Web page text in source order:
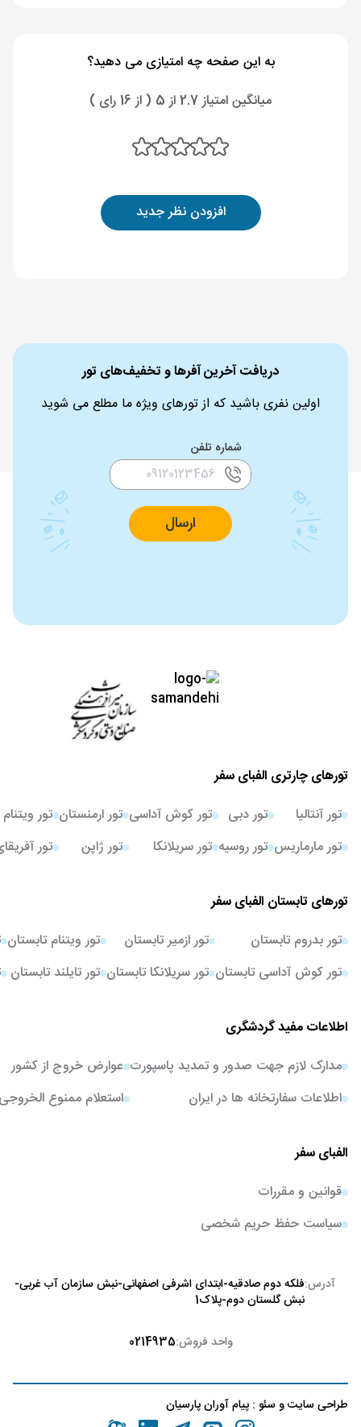
به این صفحه چه امتیازی می دهید؟
میانگین امتیاز 2.7 از 5 ( از 16 رای )
افزودن نظر جدید
دریافت آخرین آفرها و تخفیف‌های تور
اولین نفری باشید که از تورهای ویژه ما مطلع می شوید
شماره تلفن
ارسال
تورهای چارتری الفبای سفر
تور آنتالیا
تور مارماریس
تور دبی
تور روسیه
تور کوش آداسی
تور سریلانکا
تور ارمنستان
تور ژاپن
تور ویتنام
تور
تورهای تابستان الفبای سفر
تور بدروم تابستان
تور کوش آداسی تابستان
تور ازمیر تابستان
تور سریلانکا تابستان
تور ویتنام تابستان
تور تایلند تابستان
اطلاعات مفید گردشگری
مدارک لازم جهت صدور و تمدید پاسپورت
اطلاعات سفارتخانه ها در ایران
عوارض خروج از کشور
استعلام ممنوع
الفبای سفر
قوانین و مقررات
سیاست حفظ حریم شخصی
آدرس:فلکه دوم صادقیه-ابتدای اشرفی اصفهانی-نبش سازمان آب غربی-
نبش گلستان دوم-پلاک1
واحد فروش:0214935
طراحی سایتوسئو : پیام آوران پارسیان